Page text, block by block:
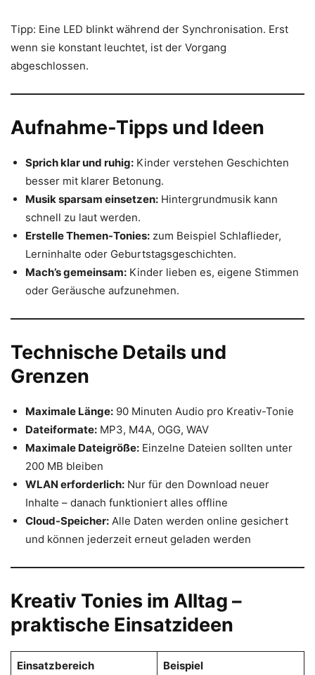
Tipp: Eine LED blinkt während der Synchronisation. Erst
wenn sie konstant leuchtet, ist der Vorgang
abgeschlossen.
Aufnahme-Tipps und Ideen
Sprich klar und ruhig: Kinder verstehen Geschichten
besser mit klarer Betonung.
Musik sparsam einsetzen: Hintergrundmusik kann
schnell zu laut werden.
Erstelle Themen-Tonies: zum Beispiel Schlaflieder,
Lerninhalte oder Geburtstagsgeschichten.
Mach’s gemeinsam: Kinder lieben es, eigene Stimmen
oder Geräusche aufzunehmen.
Technische Details und
Grenzen
Maximale Länge: 90 Minuten Audio pro Kreativ-Tonie
Dateiformate: MP3, M4A, OGG, WAV
Maximale Dateigröße: Einzelne Dateien sollten unter
200 MB bleiben
WLAN erforderlich: Nur für den Download neuer
Inhalte – danach funktioniert alles offline
Cloud-Speicher: Alle Daten werden online gesichert
und können jederzeit erneut geladen werden
Kreativ Tonies im Alltag –
praktische Einsatzideen
Einsatzbereich Beispiel